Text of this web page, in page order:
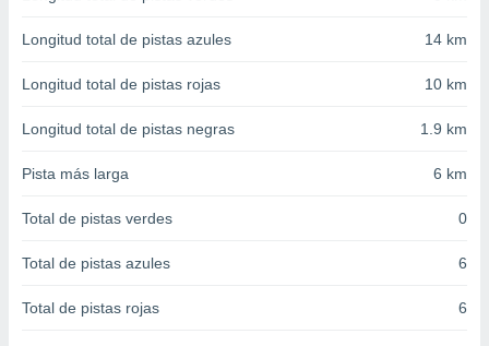
de
1199
Longitud total de pistas azules 14 km
Longitud total de pistas rojas 10 km
Longitud total de pistas negras 1.9 km
Pista más larga 6 km
Total de pistas verdes 0
Total de pistas azules 6
Total de pistas rojas 6